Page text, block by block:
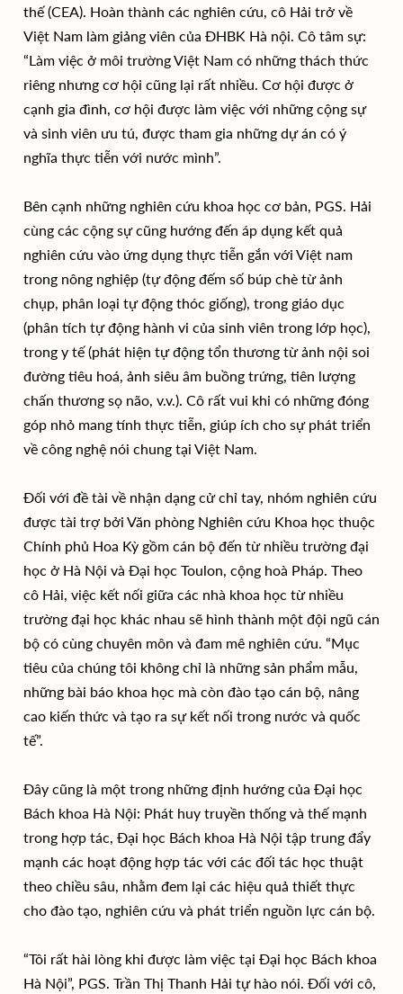
thế (CEA). Hoàn thành các nghiên cứu, cô Hải trở về
Việt Nam làm giảng viên của ĐHBK Hà nội. Cô tâm sự:
“Làm việc ở môi trường Việt Nam có những thách thức
riêng nhưng cơ hội cũng lại rất nhiều. Cơ hội được ở
cạnh gia đình, cơ hội được làm việc với những cộng sự
và sinh viên ưu tú, được tham gia những dự án có ý
nghĩa thực tiễn với nước mình”.
Bên cạnh những nghiên cứu khoa học cơ bản, PGS. Hải
cùng các cộng sự cũng hướng đến áp dụng kết quả
nghiên cứu vào ứng dụng thực tiễn gắn với Việt nam
trong nông nghiệp (tự động đếm số búp chè từ ảnh
chụp, phân loại tự động thóc giống), trong giáo dục
(phân tích tự động hành vi của sinh viên trong lớp học),
trong y tế (phát hiện tự động tổn thương từ ảnh nội soi
đường tiêu hoá, ảnh siêu âm buồng trứng, tiên lượng
chấn thương sọ não, v.v.). Cô rất vui khi có những đóng
góp nhỏ mang tính thực tiễn, giúp ích cho sự phát triển
về công nghệ nói chung tại Việt Nam.
Đối với đề tài về nhận dạng cử chỉ tay, nhóm nghiên cứu
được tài trợ bởi Văn phòng Nghiên cứu Khoa học thuộc
Chính phủ Hoa Kỳ gồm cán bộ đến từ nhiều trường đại
học ở Hà Nội và Đại học Toulon, cộng hoà Pháp. Theo
cô Hải, việc kết nối giữa các nhà khoa học từ nhiều
trường đại học khác nhau sẽ hình thành một đội ngũ cán
bộ có cùng chuyên môn và đam mê nghiên cứu. “Mục
tiêu của chúng tôi không chỉ là những sản phẩm mẫu,
những bài báo khoa học mà còn đào tạo cán bộ, nâng
cao kiến thức và tạo ra sự kết nối trong nước và quốc
tế”.
Đây cũng là một trong những định hướng của Đại học
Bách khoa Hà Nội: Phát huy truyền thống và thế mạnh
trong hợp tác, Đại học Bách khoa Hà Nội tập trung đẩy
mạnh các hoạt động hợp tác với các đối tác học thuật
theo chiều sâu, nhằm đem lại các hiệu quả thiết thực
cho đào tạo, nghiên cứu và phát triển nguồn lực cán bộ.
“Tôi rất hài lòng khi được làm việc tại Đại học Bách khoa
Hà Nội”, PGS. Trần Thị Thanh Hải tự hào nói. Đối với cô,